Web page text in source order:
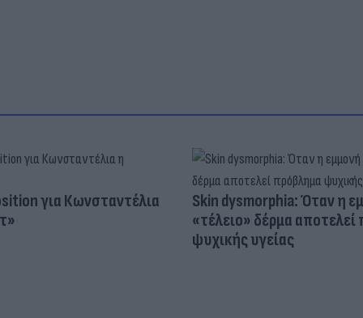
για Κωνσταντέλια
Skin dysmorphia: Όταν η
«τέλειο» δέρμα
ψυχικής υγείας